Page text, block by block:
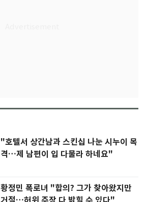
"호텔서 상간남과 스킨십 나눈 시누이 목
격…제 남편이 입 다물라 하네요"
황정민 폭로녀 "합의? 그가 찾아왔지만